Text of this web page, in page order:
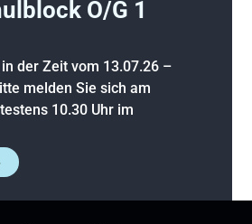
O/G 1
in der Zeit vom 13.07.26 –
melden Sie sich am
10.30 Uhr im